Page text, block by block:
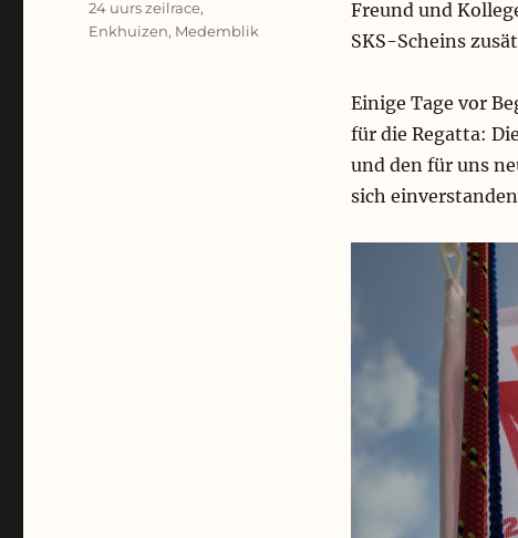
Freund und
SKS-Scheins
Einige Tage vor
für die Regatta:
und den für uns
sich
Schlagwörter
24 uurs zeilrace,
Enkhuizen, Medemblik